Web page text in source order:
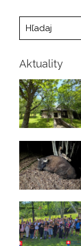
Aktuality